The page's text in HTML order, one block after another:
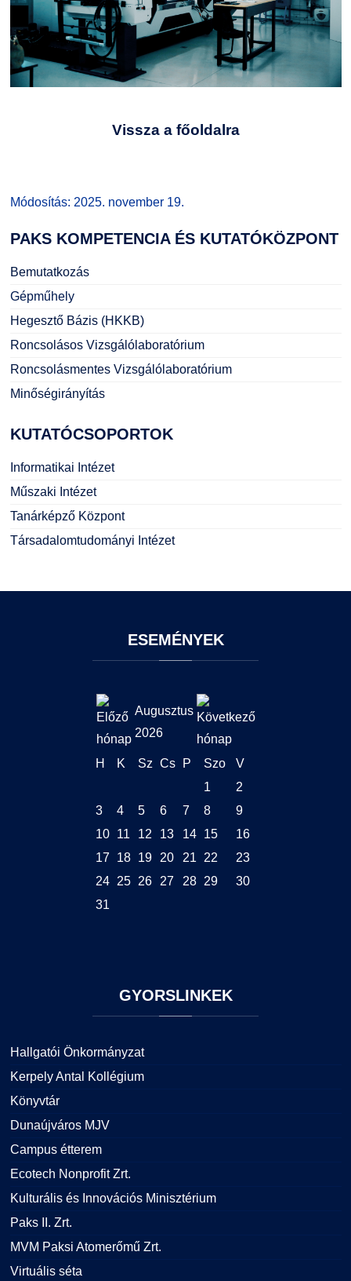
Vissza a főoldalra
Módosítás: 2025. november 19.
PAKSKOMPETENCIA ÉS KUTATÓKÖZPONT
Bemutatkozás
Gépműhely
Hegesztő Bázis (HKKB)
Roncsolásos Vizsgálólaboratórium
Roncsolásmentes Vizsgálólaboratórium
Minőségirányítás
KUTATÓCSOPORTOK
Informatikai Intézet
Műszaki Intézet
Tanárképző Központ
Társadalomtudományi Intézet
ESEMÉNYEK
Augusztus
2026
H K Sz Cs P Szo
V
1
2
3
4 5 6 7 8
9
10
11 12 13 14 15
16
17
18 19 20 21 22
23
24
25 26 27 28 29
30
31
GYORSLINKEK
Hallgatói Önkormányzat
Kerpely Antal Kollégium
Könyvtár
Dunaújváros MJV
Campus étterem
Ecotech Nonprofit Zrt.
Kulturális és Innovációs Minisztérium
Paks II. Zrt.
MVM Paksi Atomerőmű Zrt.
Virtuális séta